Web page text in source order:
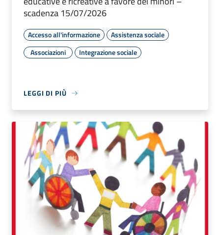
scadenza 15/07/2026
Accesso all'informazione
Assistenza sociale
Associazioni
Integrazione sociale
LEGGI DI PIÙ